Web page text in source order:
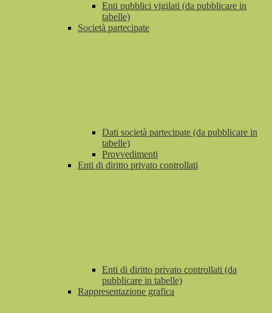
Enti pubblici vigilati (da pubblicare in
tabelle)
Società partecipate
Dati società partecipate (da pubblicare in
tabelle)
Provvedimenti
Enti di diritto privato controllati
Enti di diritto privato controllati (da
pubblicare in tabelle)
Rappresentazione grafica